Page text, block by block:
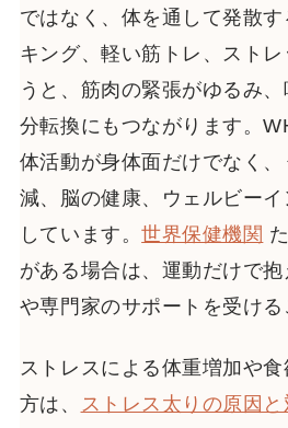
ではなく、体を通して発散
キング、軽い筋トレ、スト
うと、筋肉の緊張がゆるみ
分転換にもつながります。
体活動が身体面だけでなく
減、脳の健康、ウェルビー
しています。世界保健機関
がある場合は、運動だけで
や専門家のサポートを受ける
ストレスによる体重増加や
方は、 ストレス太りの原因と